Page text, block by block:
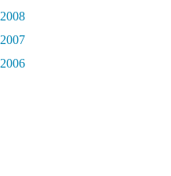
2008
2007
2006